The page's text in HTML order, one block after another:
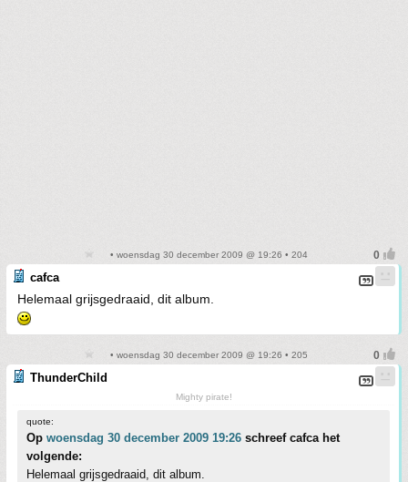
• woensdag 30 december 2009 @ 19:26 • 204
cafca
Helemaal grijsgedraaid, dit album.
• woensdag 30 december 2009 @ 19:26 • 205
ThunderChild
Mighty pirate!
quote:
Op woensdag 30 december 2009 19:26 schreef cafca het
volgende:
Helemaal grijsgedraaid, dit album.